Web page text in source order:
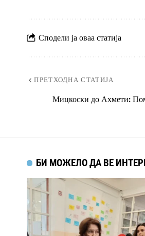
Сподели ја оваа статија
ПРЕТХОДНА СТАТИЈА
Мицкоски до Ахмети:
БИ МОЖЕЛО ДА ВЕ